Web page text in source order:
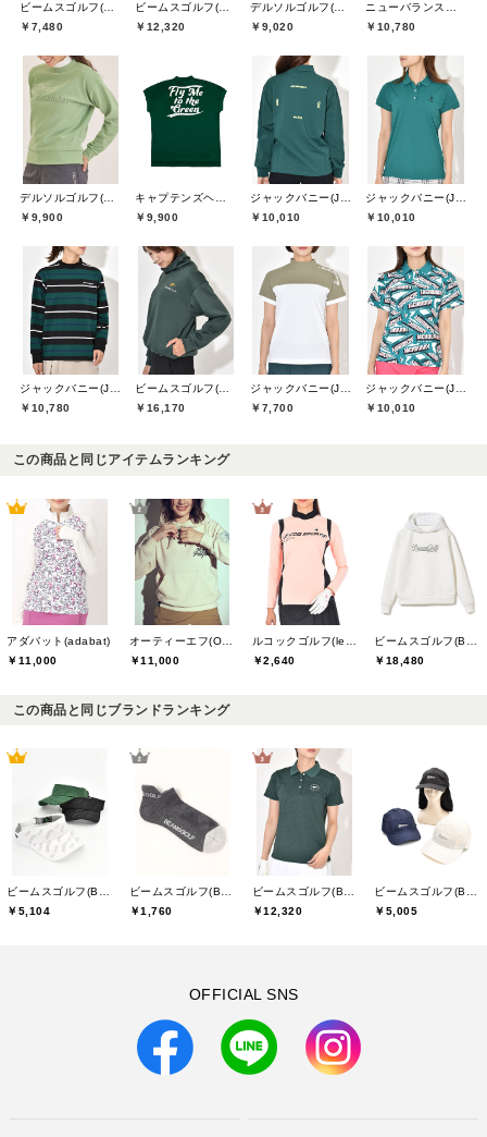
ビームスゴルフ(BEAMS GOLF)
￥7,480
ビームスゴルフ(BEAMS GOLF)
￥12,320
デルソルゴルフ(DELSOL GOLF)
￥9,020
ニューバランスゴルフ(New Balance Golf)
￥10,780
デルソルゴルフ(DELSOL GOLF)
￥9,900
キャプテンズヘルムゴルフ(Captains Helm Golf)
￥9,900
ジャックバニー(Jack Bunny)
￥10,010
ジャックバニー(Jack Bunny)
￥10,010
ジャックバニー(Jack Bunny)
￥10,780
ビームスゴルフ(BEAMS GOLF)
￥16,170
ジャックバニー(Jack Bunny)
￥7,700
ジャックバニー(Jack Bunny)
￥10,010
この商品と同じアイテムランキング
アダバット(adabat)
￥11,000
￥11,000
￥2,640
￥18,480
この商品と同じブランドランキング
￥5,104
￥1,760
￥12,320
￥5,005
OFFICIAL SNS